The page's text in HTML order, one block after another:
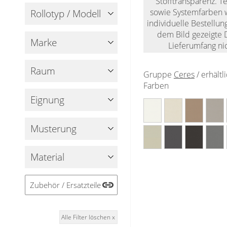
Messanleitung
Jalousie ausmessen
Galerie
Sichtschutz
Konfigurator
Outdoor-Plissees
Gardinenschals
Schlaufenschals
Fliegengitter
Fensterbilder
Gardinenstange
Rollotyp / Modell
Marke
Raum
Eignung
Musterung
Material
Zubehör / Ersatzteile
Alle Filter löschen x
sowie Systemfarben
individuelle
dem Bild gezeigte
Lieferumfang
Gruppe Ceres/
Farben